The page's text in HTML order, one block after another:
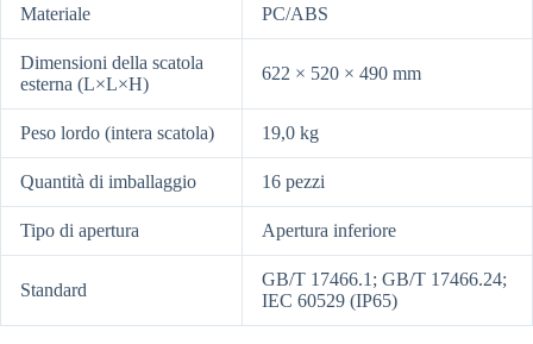
Materiale PC/ABS
Dimensioni della scatola
esterna (L×L×H)
622 × 520 × 490 mm
Peso lordo (intera scatola) 19,0 kg
Quantità di imballaggio 16 pezzi
Tipo di apertura Apertura inferiore
Standard
GB/T 17466.1; GB/T 17466.24;
IEC 60529 (IP65)